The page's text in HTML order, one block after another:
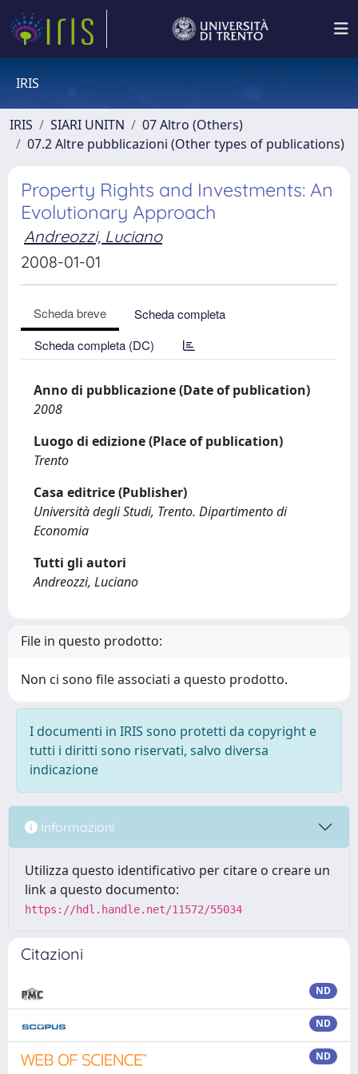
IRIS
IRIS SIARI UNITN
07 Altro (Others)
07.2 Altre pubblicazioni (Other types of publications)
Property Rights and Investments: An
Evolutionary Approach
Andreozzi, Luciano
2008-01-01
Scheda breve
Scheda completa
Scheda completa (DC)
Anno di pubblicazione (Date of publication)
2008
Luogo di edizione (Place of publication)
Trento
Casa editrice (Publisher)
Università degli Studi, Trento. Dipartimento di
Economia
Tutti gli autori
Andreozzi, Luciano
File in questo prodotto:
Non ci sono file associati a questo prodotto.
I documenti in IRIS sono protetti da copyright e
tutti i diritti sono riservati, salvo diversa
indicazione
Informazioni
Utilizza questo identificativo per citare o creare un
link a questo documento:
https://hdl.handle.net/11572/55034
Citazioni
ND
ND
ND